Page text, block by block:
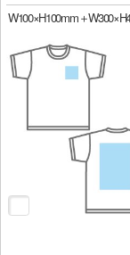
W100×H100mm＋